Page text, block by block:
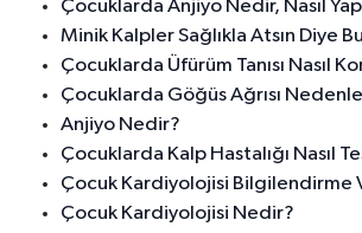
Çocuklarda Anjiyo Nedir, Nasıl
Minik Kalpler Sağlıkla Atsın Diye
Çocuklarda Üfürüm Tanısı Nasıl
Çocuklarda Göğüs Ağrısı
Anjiyo Nedir?
Çocuklarda Kalp Hastalığı Nasıl
Çocuk Kardiyolojisi Bilgilendirme
Çocuk Kardiyolojisi Nedir?